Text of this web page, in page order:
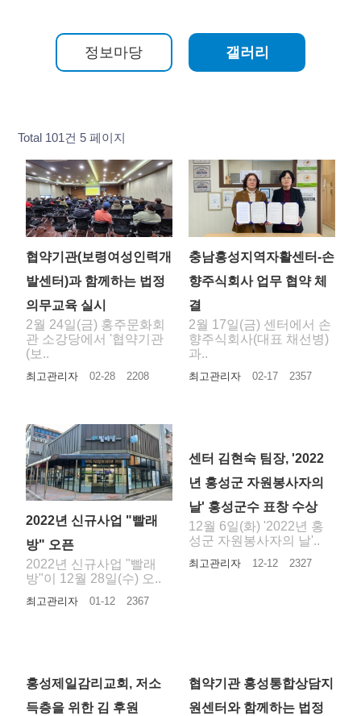
정보마당 갤러리
Total 101건 5 페이지
협약기관(보령여성인력개
발센터)과 함께하는 법정
의무교육 실시
2월 24일(금) 홍주문화회
관 소강당에서 '협약기관
(보..
최고관리자 02-28 2208
충남홍성지역자활센터-손
향주식회사 업무 협약 체
결
2월 17일(금) 센터에서 손
향주식회사(대표 채선병)
과..
최고관리자 02-17 2357
2022년 신규사업 "빨래
방" 오픈
2022년 신규사업 "빨래
방"이 12월 28일(수) 오..
최고관리자 01-12 2367
센터 김현숙 팀장, '2022
년 홍성군 자원봉사자의
날' 홍성군수 표창 수상
12월 6일(화) '2022년 홍
성군 자원봉사자의 날'..
최고관리자 12-12 2327
홍성제일감리교회, 저소
득층을 위한 김 후원
협약기관 홍성통합상담지
원센터와 함께하는 법정